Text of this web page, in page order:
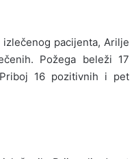
pacijenta, Arilje
Požega beleži 17
16 pozitivnih i pet